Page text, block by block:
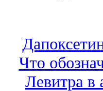
Что
Левитра в